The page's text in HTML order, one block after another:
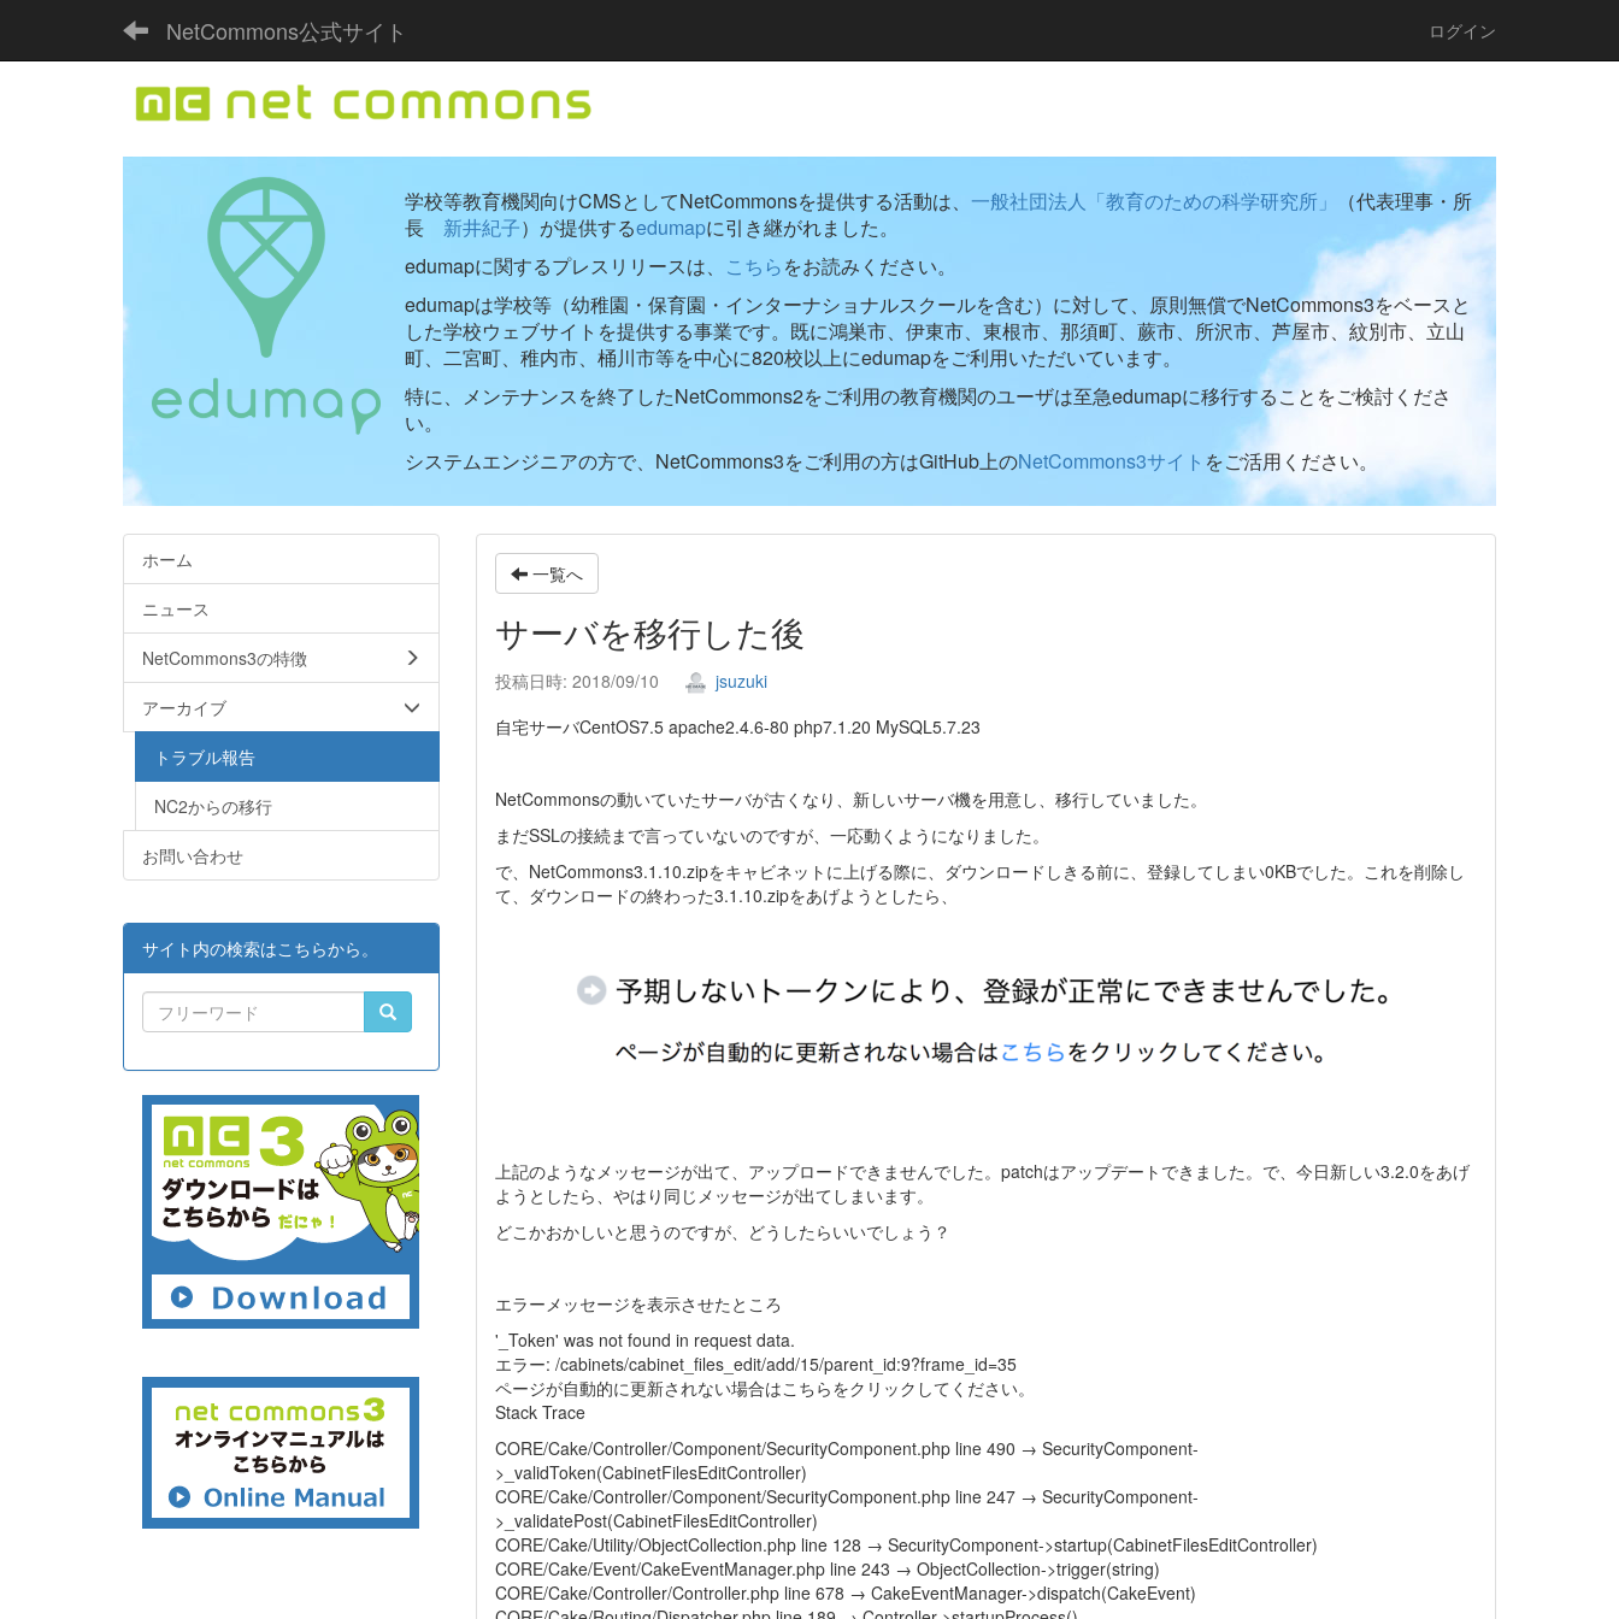
NetCommons公式サイト ログイン
学校等教育機関向けCMSとしてNetCommonsを提供する活動は、 一般社団法人「教育のための科学研究所」
（代表理事・所
長 新井紀子）が提供するedumapに引き継がれました。
edumapに関するプレスリリースは、 こちらをお読みください。
edumapは学校等（幼稚園・保育園・インターナショナルスクールを含む）に対して、原則無償でNetCommons3をベースと
した学校ウェブサイトを提供する事業です。既に鴻巣市、伊東市、東根市、那須町、蕨市、所沢市、芦屋市、紋別市、立山
町、二宮町、稚内市、桶川市等を中心に820校以上にedumapをご利用いただいています。
特に、メンテナンスを終了したNetCommons2をご利用の教育機関のユーザは至急edumapに移行することをご検討くださ
い。
システムエンジニアの方で、NetCommons3をご利用の方はGitHub上のNetCommons3サイト をご活用ください。
一覧へ
サーバを移行した後
投稿日時: 2018/09/10
jsuzuki
自宅サーバCentOS7.5 apache2.4.6-80 php7.1.20 MySQL5.7.23
NetCommonsの動いていたサーバが古くなり、新しいサーバ機を用意し、移行していました。
まだSSLの接続まで言っていないのですが、一応動くようになりました。
で、NetCommons3.1.10.zipをキャビネットに上げる際に、ダウンロードしきる前に、登録してしまい0KBでした。これを削除し
て、ダウンロードの終わった3.1.10.zipをあげようとしたら、
上記のようなメッセージが出て、アップロードできませんでした。patchはアップデートできました。で、今日新しい3.2.0をあげ
ようとしたら、やはり同じメッセージが出てしまいます。
どこかおかしいと思うのですが、どうしたらいいでしょう？
エラーメッセージを表示させたところ
'_Token' was not found in request data.
エラー: /cabinets/cabinet_files_edit/add/15/parent_id:9?frame_id=35
ページが自動的に更新されない場合はこちらをクリックしてください。
Stack Trace
CORE/Cake/Controller/Component/SecurityComponent.php line 490 → SecurityComponent-
>_validToken(CabinetFilesEditController)
CORE/Cake/Controller/Component/SecurityComponent.php line 247 → SecurityComponent-
>_validatePost(CabinetFilesEditController)
CORE/Cake/Utility/ObjectCollection.php line 128 → SecurityComponent->startup(CabinetFilesEditController)
CORE/Cake/Event/CakeEventManager.php line 243 → ObjectCollection->trigger(string)
CORE/Cake/Controller/Controller.php line 678 → CakeEventManager->dispatch(CakeEvent)
ホーム
ニュース
NetCommons3の特徴
アーカイブ
トラブル報告
NC2からの移行
お問い合わせ
サイト内の検索はこちらから。